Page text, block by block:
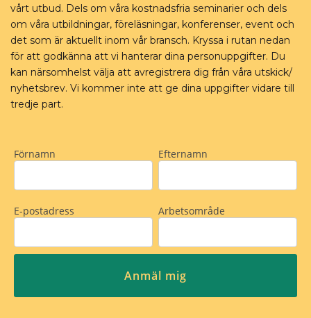
vårt utbud. Dels om våra kostnadsfria seminarier och dels
om våra utbildningar, föreläsningar, konferenser, event och
det som är aktuellt inom vår bransch. Kryssa i rutan nedan
för att godkänna att vi hanterar dina personuppgifter. Du
kan närsomhelst välja att avregistrera dig från våra utskick/
nyhetsbrev. Vi kommer inte att ge dina uppgifter vidare till
tredje part.